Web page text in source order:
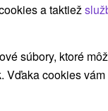
džúsy, čapované
o 15:00 hod. a
hotela / pri
a taktiež
súbory, ktoré
Vďaka cookies